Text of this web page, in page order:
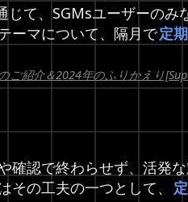
じて、SGMsユーザーの
ーマについて、隔月で定
ご紹介＆2024年のふりかえり
確認で終わらせず、活発
その工夫の一つとして、